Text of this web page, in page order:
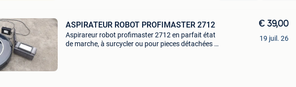
ASPIRATEUR ROBOT PROFIMASTER 2712
Aspirareur robot profimaster 2712 en parfait état
de marche, à surcycler ou pour pieces détachées du
€ 39,00
19 juil. 26